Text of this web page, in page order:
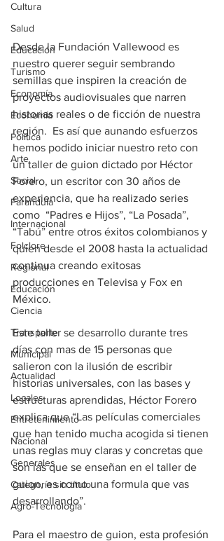
Cultura
Salud
Educación
Turismo
Economía
Economía
Política
Arte
Social
Farandula
Internacional
Folclore
Regional
Educación
Ciencia
Transporte
Municipal
Actualidad
Locales
Entretenimiento
Nacional
Generales
Categoría sin título
Agro-Tecnología
Desde la Fundación Vallewood es
nuestro querer seguir sembrando
semillas que inspiren la creación de
proyectos audiovisuales que narren
historias reales o de ficción de nuestra
región.  Es así que aunando esfuerzos
hemos podido iniciar nuestro reto con
un taller de guion dictado por Héctor
Forero, un escritor con 30 años de
experiencia, que ha realizado series
como  “Padres e Hijos”, “La Posada”,
“Tabú” entre otros éxitos colombianos y
quien desde el 2008 hasta la actualidad
continua creando exitosas
producciones en Televisa y Fox en
México.
Este taller se desarrollo durante tres
días con mas de 15 personas que
salieron con la ilusión de escribir
historias universales, con las bases y
estructuras aprendidas, Héctor Forero
explica que “Las películas comerciales
que han tenido mucha acogida si tienen
unas reglas muy claras y concretas que
son las que se enseñan en el taller de
guion, es como una formula que vas
desarrollando”.
Para el maestro de guion, esta profesión